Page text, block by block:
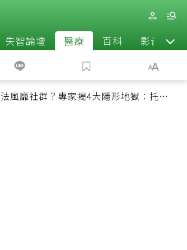
失智論壇 醫療 百科 影音
風靡社群？專家揭4大隱形地獄：托運恐